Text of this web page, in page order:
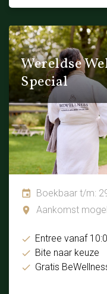
Wereldse
Special
Boekbaar t/m:
Aankomst
Entree vanaf
Bite naar keuze
Gratis